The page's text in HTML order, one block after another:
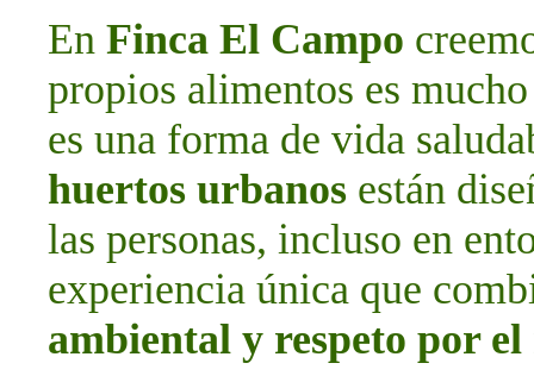
En Finca El Campo
propios alimentos es
es una forma de vida
huertos urbanos están
las personas, incluso en
experiencia única que
ambiental y respeto por